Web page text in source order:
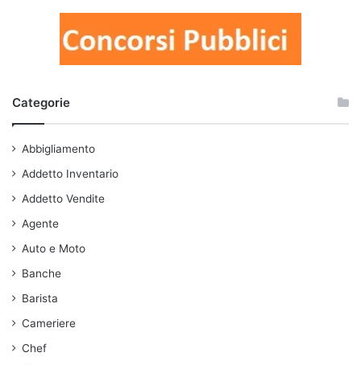
Categorie
Abbigliamento
Addetto Inventario
Addetto Vendite
Agente
Auto e Moto
Banche
Barista
Cameriere
Chef